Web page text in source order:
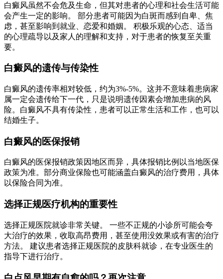
白癜风虽然不会危及生命，但其对患者的心理和社会生活可能
会产生一定的影响。 部分患者可能因为白斑而感到自卑、焦
虑，甚至影响到就业、恋爱和婚姻。 积极乐观的心态、适当
的心理疏导以及家人的理解和支持，对于患者的恢复至关重
要。
白癜风的遗传与传染性
白癜风的遗传率相对较低，约为3%-5%。这并不意味着患病家
属一定会遗传给下一代，只是说明遗传因素会增加患病的风
险。白癜风不具有传染性，患者可以正常生活和工作，也可以
结婚生子。
白癜风的医保报销
白癜风的医保报销政策因地区而异，具体报销比例以当地医保
政策为准。部分商业保险也可能涵盖白癜风的治疗费用，具体
以保险合同为准。
选择正规医疗机构的重要性
选择正规医院就诊非常关键。 一些不正规的小诊所可能会夸
大治疗的效果，收取高昂费用，甚至使用没效果或有害的治疗
方法。 建议患者选择正规医院的皮肤科就诊，在专业医生的
指导下进行治疗。